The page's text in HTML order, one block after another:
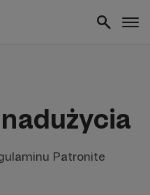
Patronite